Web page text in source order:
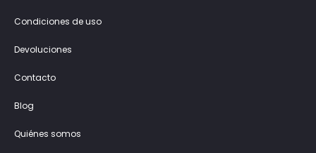
Condiciones de uso
Devoluciones
Contacto
Blog
Quiénes somos